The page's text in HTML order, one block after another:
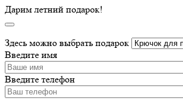
Дарим летний подарок!
Здесь можно выбрать подарок
Введите имя
Введите телефон